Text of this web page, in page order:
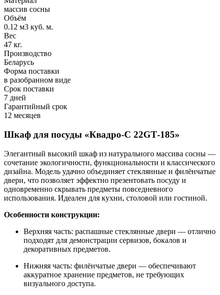
массив сосны
Объём
0.12 м3 куб. м.
Вес
47 кг.
Производство
Беларусь
Форма поставки
в разобранном виде
Срок поставки
7 дней
Гарантийный срок
12 месяцев
Шкаф для посуды «Квадро‑С 22GT‑185»
Элегантный высокий шкаф из натурального массива сосны —
сочетание экологичности, функциональности и классического
дизайна. Модель удачно объединяет стеклянные и филёнчатые
двери, что позволяет эффектно презентовать посуду и
одновременно скрывать предметы повседневного
использования. Идеален для кухни, столовой или гостиной.
Особенности конструкции:
Верхняя часть: распашные стеклянные двери — отлично
подходят для демонстрации сервизов, бокалов и
декоративных предметов.
Нижняя часть: филёнчатые двери — обеспечивают
аккуратное хранение предметов, не требующих
визуального доступа.